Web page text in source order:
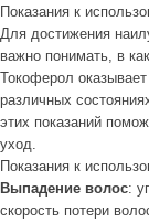
Показания к
Для достижения
важно понимать, в
Токоферол
различных
этих показаний
уход.
Показания к
Выпадение волос:
скорость потери